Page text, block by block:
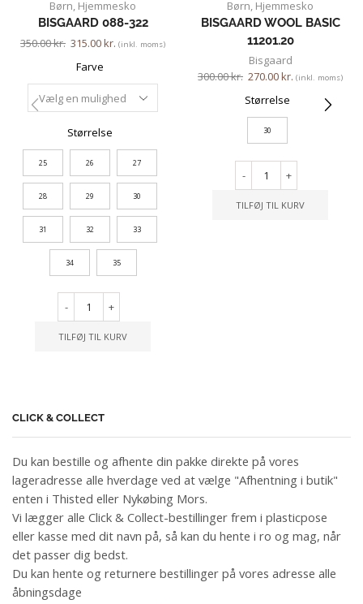
Børn, Hjemmesko
BISGAARD 088-322
350.00kr. 315.00kr. (inkl. moms)
Farve
Størrelse
25 26 27
28 29 30
31 32 33
34 35
- +
TILFØJ TIL KURV
Børn, Hjemmesko
BISGAARD WOOL BASIC
11201.20
Bisgaard
300.00kr. 270.00kr. (inkl. moms)
Størrelse
30
- +
TILFØJ TIL KURV
CLICK & COLLECT
Du kan bestille og afhente din pakke direkte på vores
lageradresse alle hverdage ved at vælge "Afhentning i butik"
enten i Thisted eller Nykøbing Mors.
Vi lægger alle Click & Collect-bestillinger frem i plasticpose
eller kasse med dit navn på, så kan du hente i ro og mag, når
det passer dig bedst.
Du kan hente og returnere bestillinger på vores adresse alle
åbningsdage